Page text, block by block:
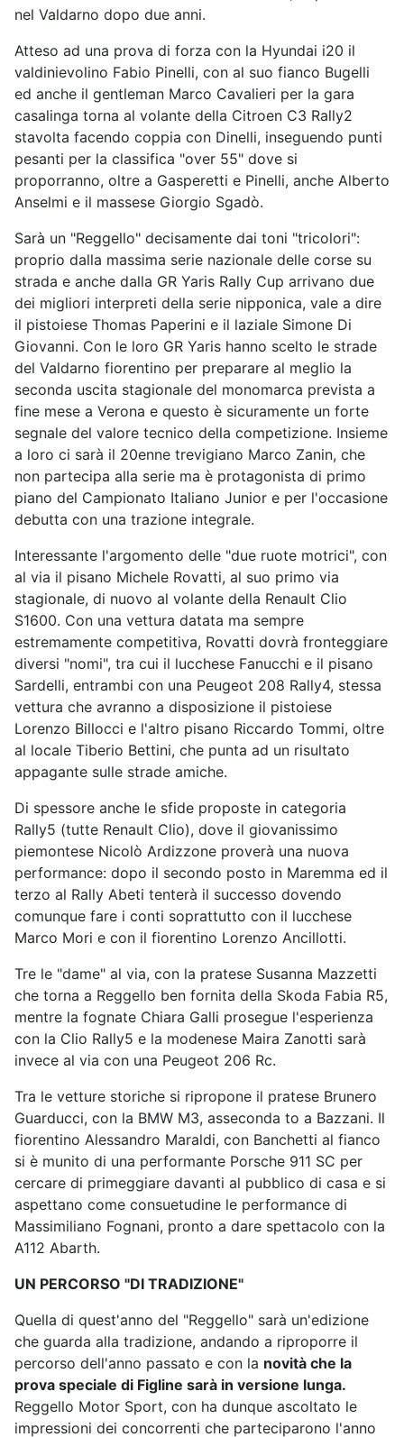
nel Valdarno dopo due anni.
Atteso ad una prova di forza con la Hyundai i20 il
valdinievolino Fabio Pinelli, con al suo fianco Bugelli
ed anche il gentleman Marco Cavalieri per la gara
casalinga torna al volante della Citroen C3 Rally2
stavolta facendo coppia con Dinelli, inseguendo punti
pesanti per la classifica "over 55" dove si
proporranno, oltre a Gasperetti e Pinelli, anche Alberto
Anselmi e il massese Giorgio Sgadò.
Sarà un "Reggello" decisamente dai toni "tricolori":
proprio dalla massima serie nazionale delle corse su
strada e anche dalla GR Yaris Rally Cup arrivano due
dei migliori interpreti della serie nipponica, vale a dire
il pistoiese Thomas Paperini e il laziale Simone Di
Giovanni. Con le loro GR Yaris hanno scelto le strade
del Valdarno fiorentino per preparare al meglio la
seconda uscita stagionale del monomarca prevista a
fine mese a Verona e questo è sicuramente un forte
segnale del valore tecnico della competizione. Insieme
a loro ci sarà il 20enne trevigiano Marco Zanin, che
non partecipa alla serie ma è protagonista di primo
piano del Campionato Italiano Junior e per l'occasione
debutta con una trazione integrale.
Interessante l'argomento delle "due ruote motrici", con
al via il pisano Michele Rovatti, al suo primo via
stagionale, di nuovo al volante della Renault Clio
S1600. Con una vettura datata ma sempre
estremamente competitiva, Rovatti dovrà fronteggiare
diversi "nomi", tra cui il lucchese Fanucchi e il pisano
Sardelli, entrambi con una Peugeot 208 Rally4, stessa
vettura che avranno a disposizione il pistoiese
Lorenzo Billocci e l'altro pisano Riccardo Tommi, oltre
al locale Tiberio Bettini, che punta ad un risultato
appagante sulle strade amiche.
Di spessore anche le sfide proposte in categoria
Rally5 (tutte Renault Clio), dove il giovanissimo
piemontese Nicolò Ardizzone proverà una nuova
performance: dopo il secondo posto in Maremma ed il
terzo al Rally Abeti tenterà il successo dovendo
comunque fare i conti soprattutto con il lucchese
Marco Mori e con il fiorentino Lorenzo Ancillotti.
Tre le "dame" al via, con la pratese Susanna Mazzetti
che torna a Reggello ben fornita della Skoda Fabia R5,
mentre la fognate Chiara Galli prosegue l'esperienza
con la Clio Rally5 e la modenese Maira Zanotti sarà
invece al via con una Peugeot 206 Rc.
Tra le vetture storiche si ripropone il pratese Brunero
Guarducci, con la BMW M3, asseconda to a Bazzani. Il
fiorentino Alessandro Maraldi, con Banchetti al fianco
si è munito di una performante Porsche 911 SC per
cercare di primeggiare davanti al pubblico di casa e si
aspettano come consuetudine le performance di
Massimiliano Fognani, pronto a dare spettacolo con la
A112 Abarth.
UN PERCORSO "DI TRADIZIONE"
Quella di quest'anno del "Reggello" sarà un'edizione
che guarda alla tradizione, andando a riproporre il
percorso dell'anno passato e con la novità che la
prova speciale di Figline sarà in versione lunga.
Reggello Motor Sport, con ha dunque ascoltato le
impressioni dei concorrenti che parteciparono l'anno